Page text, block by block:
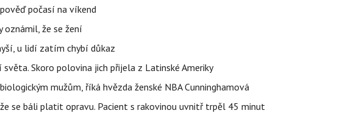
počasí na víkend
oznámil, že se žení
u lidí zatím chybí důkaz
Skoro polovina jich přijela z Latinské Ameriky
mužům, říká hvězda ženské NBA Cunninghamová
se báli platit opravu. Pacient s rakovinou uvnitř trpěl 45 minut